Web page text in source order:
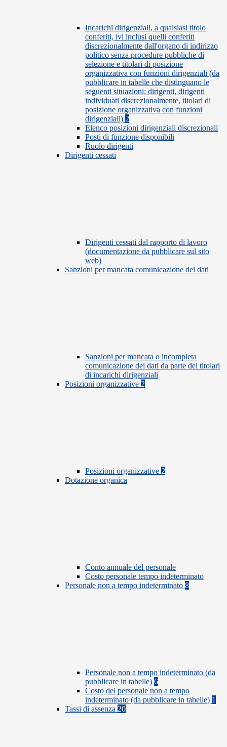
Incarichi dirigenziali, a qualsiasi titolo
conferiti, ivi inclusi quelli conferiti
discrezionalmente dall'organo di indirizzo
politico senza procedure pubbliche di
selezione e titolari di posizione
organizzativa con funzioni dirigenziali (da
pubblicare in tabelle che distinguano le
seguenti situazioni: dirigenti, dirigenti
individuati discrezionalmente, titolari di
posizione organizzativa con funzioni
dirigenziali) 2
Elenco posizioni dirigenziali discrezionali
Posti di funzione disponibili
Ruolo dirigenti
Dirigenti cessati
Dirigenti cessati dal rapporto di lavoro
(documentazione da pubblicare sul sito
web)
Sanzioni per mancata comunicazione dei dati
Sanzioni per mancata o incompleta
comunicazione dei dati da parte dei titolari
di incarichi dirigenziali
Posizioni organizzative 2
Posizioni organizzative 2
Dotazione organica
Conto annuale del personale
Costo personale tempo indeterminato
Personale non a tempo indeterminato 8
Personale non a tempo indeterminato (da
pubblicare in tabelle) 6
Costo del personale non a tempo
indeterminato (da pubblicare in tabelle) 1
Tassi di assenza 20